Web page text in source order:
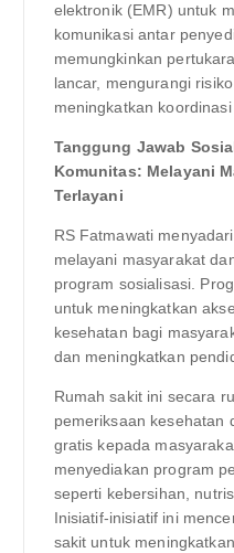
elektronik (EMR) untuk
komunikasi antar
memungkinkan
lancar, mengurangi
meningkatkan koordinasi
Tanggung Jawab
Komunitas: Melayani
Terlayani
RS Fatmawati
melayani masyarakat
program sosialisasi.
untuk meningkatkan
kesehatan bagi
dan meningkatkan
Rumah sakit ini secara
pemeriksaan kesehatan
gratis kepada
menyediakan program
seperti kebersihan,
Inisiatif-inisiatif ini
sakit untuk